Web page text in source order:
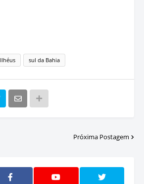
Ilhéus sul da Bahia
Próxima Postagem